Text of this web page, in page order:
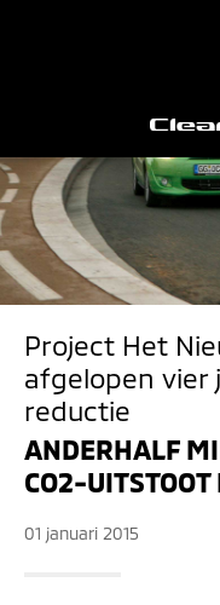
Project Het
afgelopen vier
reductie
ANDERHALF
CO2-
01 januari 2015